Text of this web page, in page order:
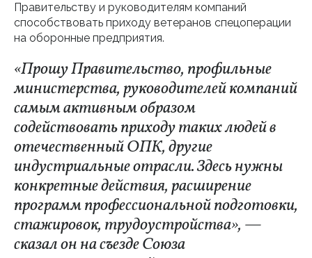
Правительству и руководителям компаний
способствовать приходу ветеранов спецоперации
на оборонные предприятия.
«Прошу Правительство, профильные
министерства, руководителей компаний
самым активным образом
содействовать приходу таких людей в
отечественный ОПК, другие
индустриальные отрасли. Здесь нужны
конкретные действия, расширение
программ профессиональной подготовки,
стажировок, трудоустройства», —
сказал он на съезде Союза